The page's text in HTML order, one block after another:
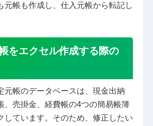
元帳も作成し、仕入元帳から転記し
をエクセル作成する際の
元帳のデータベースは、現金出納
、売掛金、経費帳の4つの簡易帳簿
しています。そのため、修正したい